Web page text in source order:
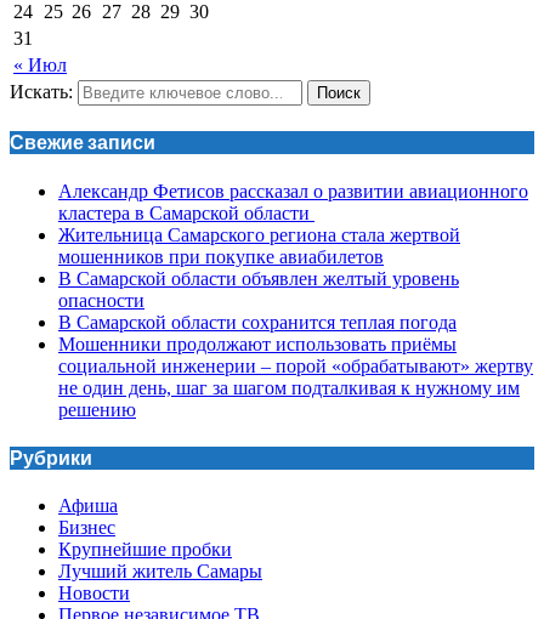
« Июл
24 25 26 27 28 29 30
31
Искать: Поиск
Свежие записи
Александр Фетисов рассказал о развитии авиационного
кластера в Самарской области
Жительница Самарского региона стала жертвой
мошенников при покупке авиабилетов
В Самарской области объявлен желтый уровень
опасности
В Самарской области сохранится теплая погода
Мошенники продолжают использовать приёмы
социальной инженерии – порой «обрабатывают» жертву
не один день, шаг за шагом подталкивая к нужному им
решению
Рубрики
Афиша
Бизнес
Крупнейшие пробки
Лучший житель Самары
Новости